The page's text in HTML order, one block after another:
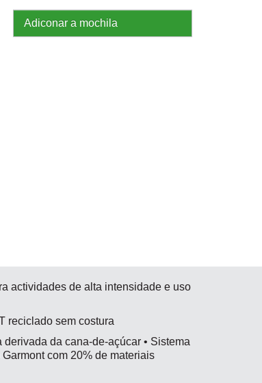
Adiconar a mochila
actividades de alta intensidade e uso
reciclado sem costura
da cana-de-açúcar • Sistema
com 20% de materiais